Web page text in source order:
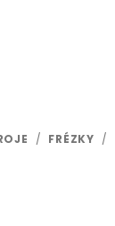
/ FRÉZKY /